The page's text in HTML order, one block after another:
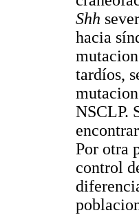
Shh
hacia
tardíos,
NSCLP.
Por otra
control